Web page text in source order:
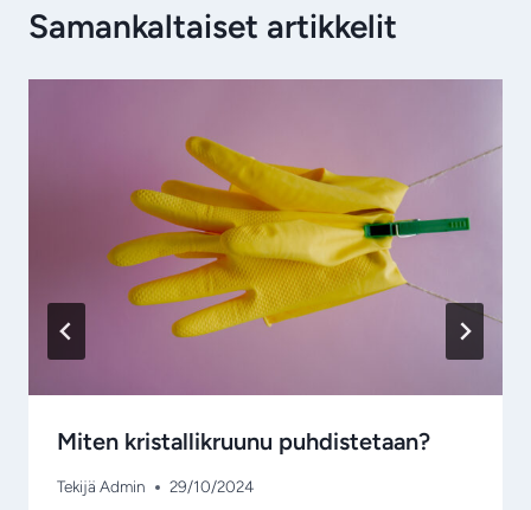
Samankaltaiset artikkelit
Miten kristallikruunu puhdistetaan?
Tekijä Admin 29/10/2024